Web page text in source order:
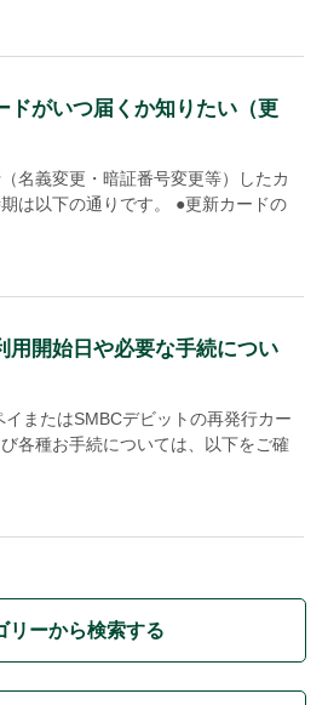
ドがいつ届くか知りたい（更
名義変更・暗証番号変更等）したカ
は以下の通りです。 ●更新カードの
用開始日や必要な手続につい
またはSMBCデビットの再発行カー
各種お手続については、以下をご確
リーから検索する